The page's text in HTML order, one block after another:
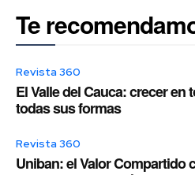
Te
Revista 360
El Valle del Cauca: crecer en
todas sus formas
Revista 360
Uniban: el Valor Compartido